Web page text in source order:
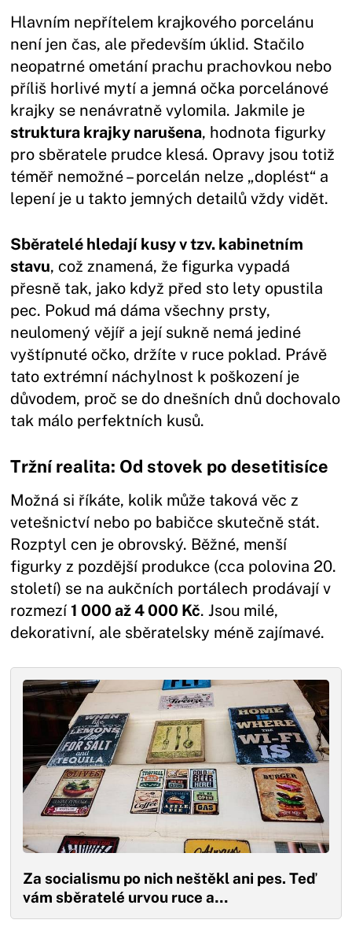
Hlavním nepřítelem krajkového porcelánu
není jen čas, ale především úklid. Stačilo
neopatrné ometání prachu prachovkou nebo
příliš horlivé mytí a jemná očka porcelánové
krajky se nenávratně vylomila. Jakmile je
struktura krajky narušena, hodnota figurky
pro sběratele prudce klesá. Opravy jsou totiž
téměř nemožné – porcelán nelze „doplést“ a
lepení je u takto jemných detailů vždy vidět.
Sběratelé hledají kusy v tzv. kabinetním
stavu, což znamená, že figurka vypadá
přesně tak, jako když před sto lety opustila
pec. Pokud má dáma všechny prsty,
neulomený vějíř a její sukně nemá jediné
vyštípnuté očko, držíte v ruce poklad. Právě
tato extrémní náchylnost k poškození je
důvodem, proč se do dnešních dnů dochovalo
tak málo perfektních kusů.
Tržní realita: Od stovek po desetitisíce
Možná si říkáte, kolik může taková věc z
vetešnictví nebo po babičce skutečně stát.
Rozptyl cen je obrovský. Běžné, menší
figurky z pozdější produkce (cca polovina 20.
století) se na aukčních portálech prodávají v
rozmezí1 000 až 4 000 Kč. Jsou milé,
dekorativní, ale sběratelsky méně zajímavé.
Za socialismu po nich neštěkl ani pes. Teď
vám sběratelé urvou ruce a…